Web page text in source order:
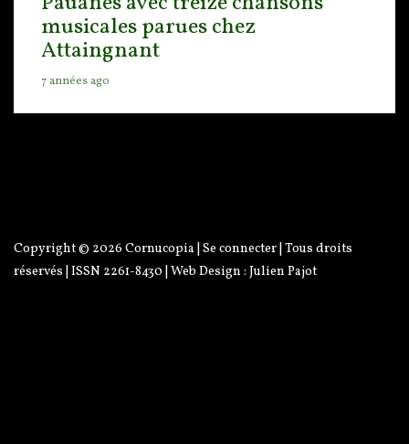
musicales parues chez
Attaingnant
7 années ago
Copyright © 2026 Cornucopia Se connecter | Tous droits
réservés | ISSN 2261-8430 | Web Design : Julien Pajot